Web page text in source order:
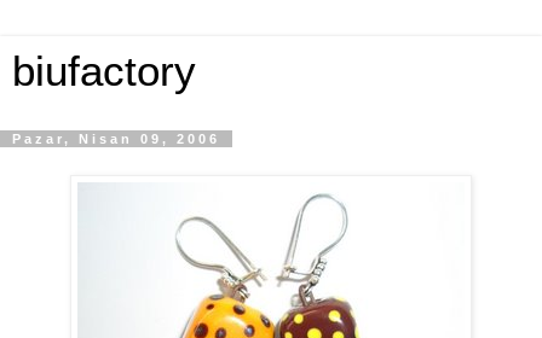
biufactory
Pazar, Nisan 09, 2006